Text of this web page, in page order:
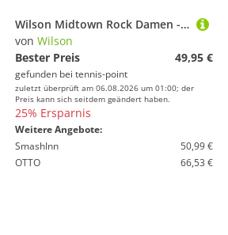
Wilson Midtown Rock Damen - Rot
von Wilson
Bester Preis
49,95 €
gefunden bei tennis-point
zuletzt überprüft am 06.08.2026 um 01:00; der
Preis kann sich seitdem geändert haben.
25% Ersparnis
Weitere Angebote:
SmashInn
50,99 €
OTTO
66,53 €